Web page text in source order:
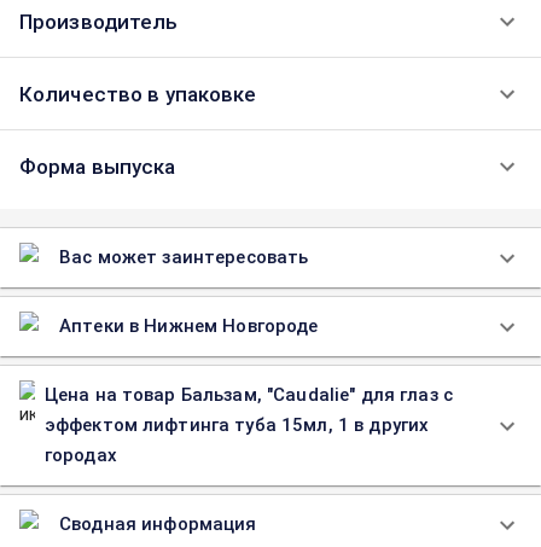
Производитель
Количество в упаковке
Форма выпуска
Вас может заинтересовать
Аптеки в Нижнем Новгороде
Цена на товар Бальзам, "Caudalie" для глаз с
эффектом лифтинга туба 15мл, 1 в других
городах
Сводная информация